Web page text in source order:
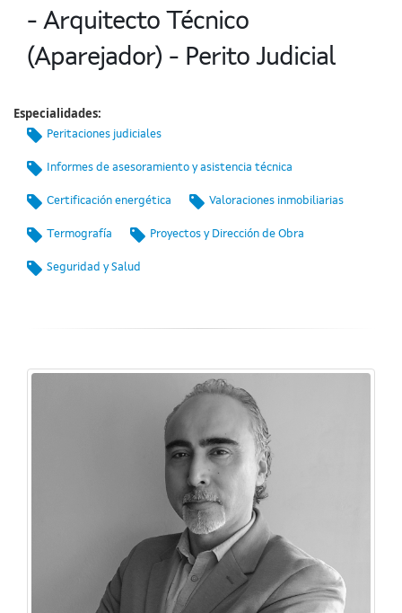
- Arquitecto Técnico
(Aparejador) - Perito Judicial
Especialidades:
Peritaciones judiciales
Informes de asesoramiento y asistencia técnica
Certificación energética Valoraciones inmobiliarias
Termografía Proyectos y Dirección de Obra
Seguridad y Salud